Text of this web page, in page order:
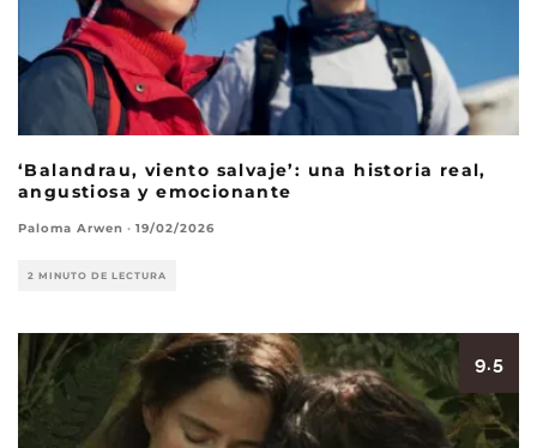
‘Balandrau, viento salvaje’: una historia real,
angustiosa y emocionante
Paloma Arwen · 19/02/2026
2 MINUTO DE LECTURA
9.5